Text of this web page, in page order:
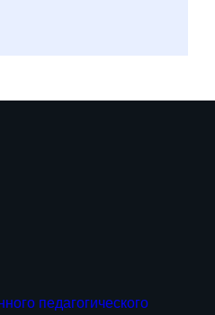
педагогического